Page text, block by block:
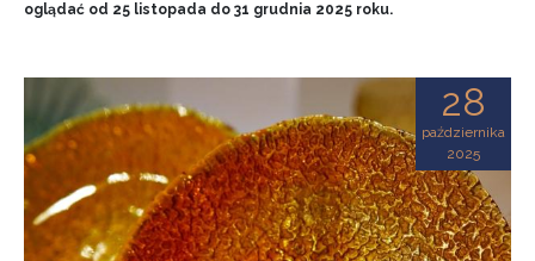
oglądać od 25 listopada do 31 grudnia 2025 roku.
28
października
2025